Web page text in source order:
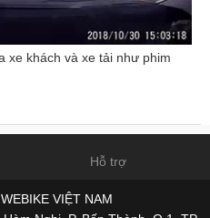
xe khách và xe tải như phim
Hỗ trợ
VIỆT NAM